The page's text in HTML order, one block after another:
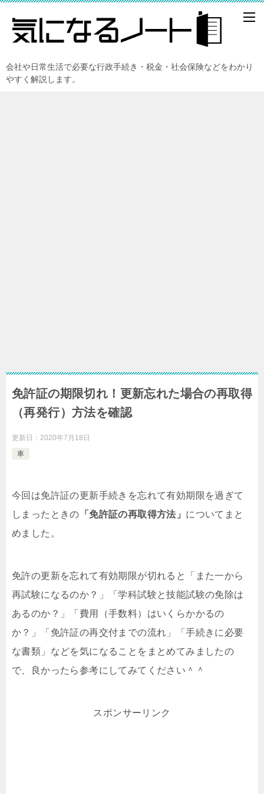
会社や日常生活で必要な行政手続き・税金・社会保険などをわかり
やすく解説します。
免許証の期限切れ！更新忘れた場合の再取得
（再発行）方法を確認
更新日： 2020年7月18日
車
今回は免許証の更新手続きを忘れて有効期限を過ぎて
しまったときの 「免許証の再取得方法」 についてまと
めました。
免許の更新を忘れて有効期限が切れると「また一から
再試験になるのか？」「学科試験と技能試験の免除は
あるのか？」「費用（手数料）はいくらかかるの
か？」「免許証の再交付までの流れ」「手続きに必要
な書類」などを気になることをまとめてみましたの
で、良かったら参考にしてみてください＾＾
スポンサーリンク